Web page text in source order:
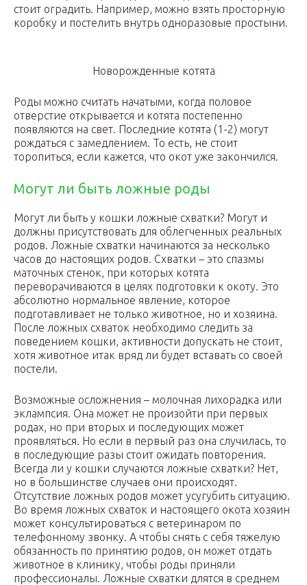
стоит оградить. Например, можно взять просторную
коробку и постелить внутрь одноразовые простыни.
Новорожденные котята
Роды можно считать начатыми, когда половое
отверстие открывается и котята постепенно
появляются на свет. Последние котята (1-2) могут
рождаться с замедлением. То есть, не стоит
торопиться, если кажется, что окот уже закончился.
Могут ли быть ложные роды
Могут ли быть у кошки ложные схватки? Могут и
должны присутствовать для облегченных реальных
родов. Ложные схватки начинаются за несколько
часов до настоящих родов. Схватки – это спазмы
маточных стенок, при которых котята
переворачиваются в целях подготовки к окоту. Это
абсолютно нормальное явление, которое
подготавливает не только животное, но и хозяина.
После ложных схваток необходимо следить за
поведением кошки, активности допускать не стоит,
хотя животное итак вряд ли будет вставать со своей
постели.
Возможные осложнения – молочная лихорадка или
эклампсия. Она может не произойти при первых
родах, но при вторых и последующих может
проявляться. Но если в первый раз она случилась, то
в последующие разы стоит ожидать повторения.
Всегда ли у кошки случаются ложные схватки? Нет,
но в большинстве случаев они происходят.
Отсутствие ложных родов может усугубить ситуацию.
Во время ложных схваток и настоящего окота хозяин
может консультироваться с ветеринаром по
телефонному звонку. А чтобы снять с себя тяжелую
обязанность по принятию родов, он может отдать
животное в клинику, чтобы роды приняли
профессионалы. Ложные схватки длятся в среднем